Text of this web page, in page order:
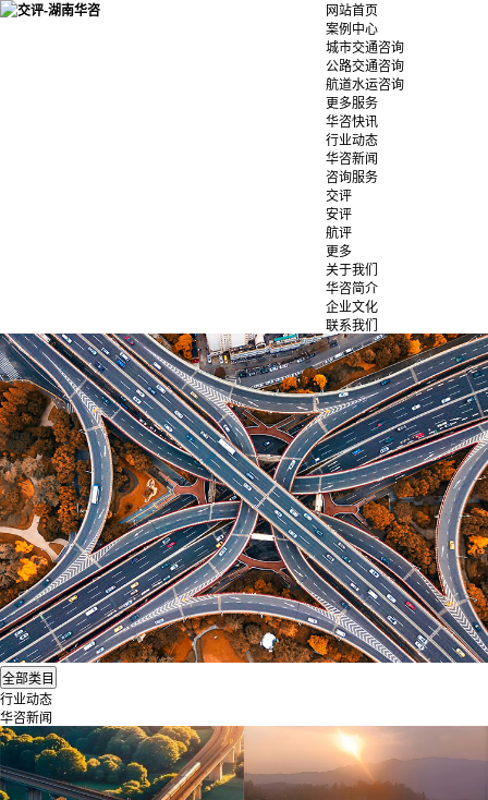
网站首页
案例中心
城市交通咨询
公路交通咨询
航道水运咨询
更多服务
华咨快讯
行业动态
华咨新闻
咨询服务
交评
安评
航评
更多
关于我们
华咨简介
企业文化
联系我们
行业动态
华咨新闻